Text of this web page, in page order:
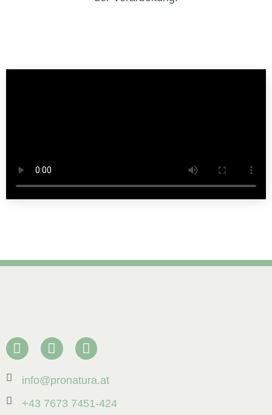
info@pronatura.at
+43 7673 7451-424